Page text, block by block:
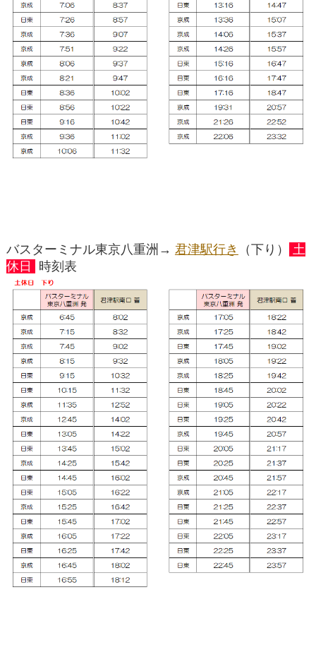
バスターミナル東京八重洲→ 君津駅行き （下り）
土
休日
時刻表